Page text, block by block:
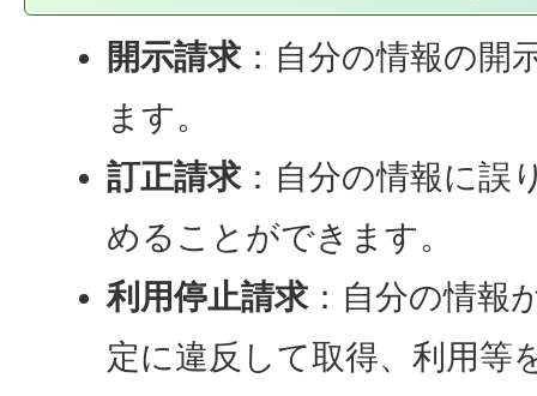
開示請求：自分の情報の開
ます。
訂正請求：自分の情報に誤
めることができます。
利用停止請求：自分の情報
定に違反して取得、利用等